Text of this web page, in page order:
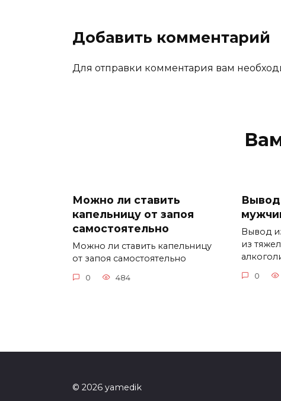
Добавить комментарий
Для отправки комментария вам
Можно ли ставить
капельницу от запоя
самостоятельно
Можно ли ставить капельницу
от запоя самостоятельно
0 484
Вывод
Вывод
из
0
© 2026 yamedik